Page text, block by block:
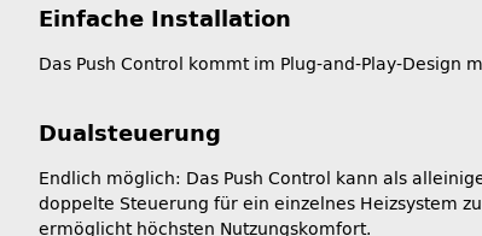
Einfache Installation
Das Push Control kommt im Plug-and-Play-
Dualsteuerung
Endlich möglich: Das Push Control kann als
doppelte Steuerung für ein einzelnes Heizsystem
ermöglicht höchsten Nutzungskomfort.